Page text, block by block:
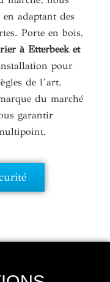
en adaptant des
Porte en bois,
à Etterbeek et
pour
de l’art.
du marché
garantir